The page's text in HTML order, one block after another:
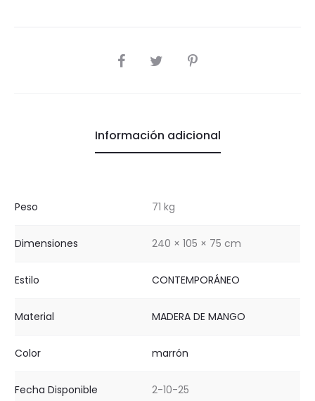
COMPARTIR
Información adicional
Peso 71 kg
Dimensiones 240 × 105 × 75 cm
Estilo CONTEMPORÁNEO
Material MADERA DE MANGO
Color marrón
Fecha Disponible 2-10-25